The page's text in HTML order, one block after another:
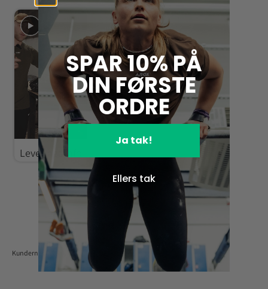
Leverings info
SPAR 10% PÅ
DIN FØRSTE
ORDRE
Ja tak!
Ellers tak